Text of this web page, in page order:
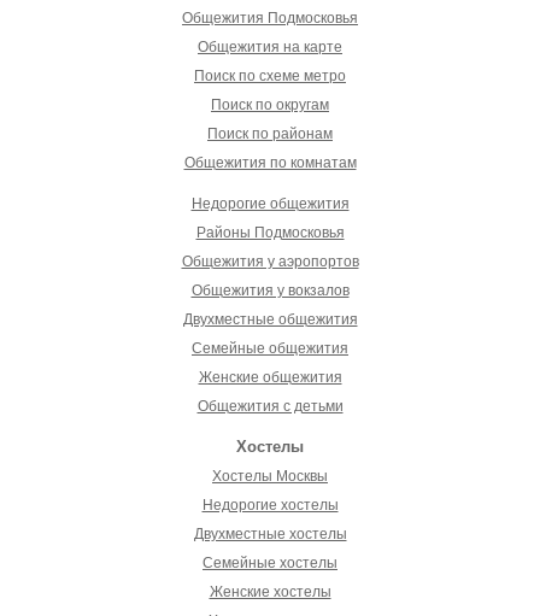
Общежития Подмосковья
Общежития на карте
Поиск по схеме метро
Поиск по округам
Поиск по районам
Общежития по комнатам
Недорогие общежития
Районы Подмосковья
Общежития у аэропортов
Общежития у вокзалов
Двухместные общежития
Семейные общежития
Женские общежития
Общежития с детьми
Хостелы
Хостелы Москвы
Недорогие хостелы
Двухместные хостелы
Семейные хостелы
Женские хостелы